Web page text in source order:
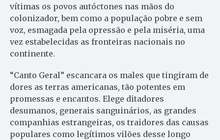
vítimas os povos autóctones nas mãos do
colonizador, bem como a população pobre e sem
voz, esmagada pela opressão e pela miséria, uma
vez estabelecidas as fronteiras nacionais no
continente.
“Canto Geral” escancara os males que tingiram de
dores as terras americanas, tão potentes em
promessas e encantos. Elege ditadores
desumanos, generais sanguinários, as grandes
companhias estrangeiras, os traidores das causas
populares como legítimos vilões desse longo